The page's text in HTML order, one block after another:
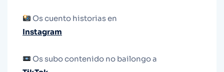
Os cuento historias en
Instagram
Os subo contenido no bailongo a